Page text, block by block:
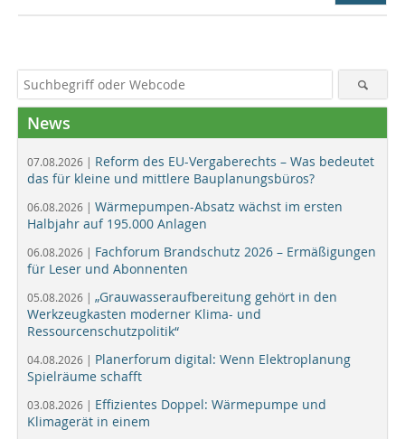
News
07.08.2026 | Reform des EU-Vergaberechts – Was bedeutet
das für kleine und mittlere Bauplanungsbüros?
06.08.2026 | Wärmepumpen-Absatz wächst im ersten
Halbjahr auf 195.000 Anlagen
06.08.2026 | Fachforum Brandschutz 2026 – Ermäßigungen
für Leser und Abonnenten
05.08.2026 | „Grauwasseraufbereitung gehört in den
Werkzeugkasten moderner Klima- und
Ressourcenschutzpolitik“
04.08.2026 | Planerforum digital: Wenn Elektroplanung
Spielräume schafft
03.08.2026 | Effizientes Doppel: Wärmepumpe und
Klimagerät in einem